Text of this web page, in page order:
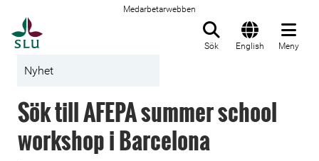
Medarbetarwebben
Sök English Meny
Nyhet
Sök till AFEPA summer school
workshop i Barcelona